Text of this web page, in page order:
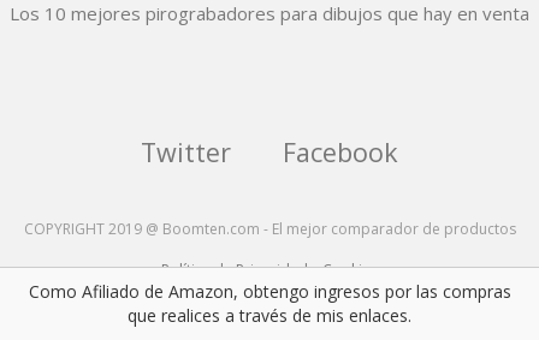
Los 10 mejores pirograbadores para dibujos que hay en venta
Twitter Facebook
COPYRIGHT 2019 @ Boomten.com - El mejor comparador de productos
Política de Privacidad y Cookies
Como Afiliado de Amazon, obtengo ingresos por las compras
que realices a través de mis enlaces.